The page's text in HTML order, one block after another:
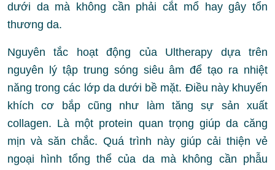
dưới da mà không cần phải cắt mổ hay gây tổn
thương da.
Nguyên tắc hoạt động của Ultherapy dựa trên
nguyên lý tập trung sóng siêu âm để tạo ra nhiệt
năng trong các lớp da dưới bề mặt. Điều này khuyến
khích cơ bắp cũng như làm tăng sự sản xuất
collagen. Là một protein quan trọng giúp da căng
mịn và săn chắc. Quá trình này giúp cải thiện vẻ
ngoại hình tổng thể của da mà không cần phẫu